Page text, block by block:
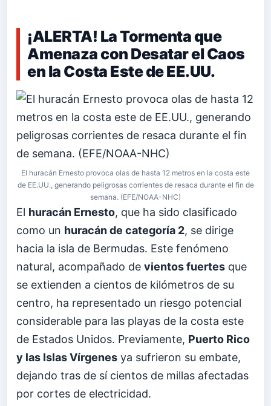
¡ALERTA! La Tormenta que
Amenaza con Desatar el Caos
en la Costa Este de EE.UU.
El huracán Ernesto provoca olas de hasta 12 metros en la costa este
de EE.UU., generando peligrosas corrientes de resaca durante el fin de
semana. (EFE/NOAA-NHC)
El huracán Ernesto, que ha sido clasificado
como un huracán de categoría 2, se dirige
hacia la isla de Bermudas. Este fenómeno
natural, acompañado de vientos fuertes que
se extienden a cientos de kilómetros de su
centro, ha representado un riesgo potencial
considerable para las playas de la costa este
de Estados Unidos. Previamente, Puerto Rico
y las Islas Vírgenes ya sufrieron su embate,
dejando tras de sí cientos de millas afectadas
por cortes de electricidad.